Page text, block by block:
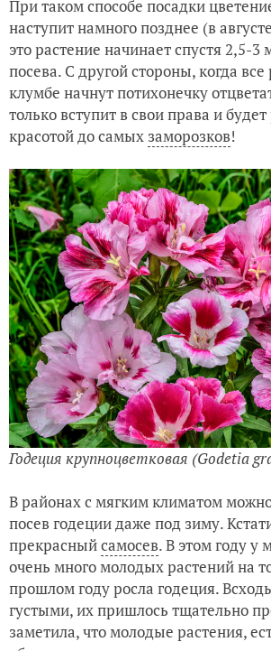
При таком способе посадки
наступит намного позднее (в
это растение начинает спустя 2,5-3
посева. С другой стороны, когда все
клумбе начнут потихонечку
только вступит в свои права и
красотой до самых заморозков!
Годеция крупноцветковая (Godetia
В районах с мягким климатом
посев годеции даже под зиму.
прекрасныйсамосев. В этом году у
очень много молодых растений на
прошлом году росла годеция.
густыми, их пришлось тщательно
заметила, что молодые растения,